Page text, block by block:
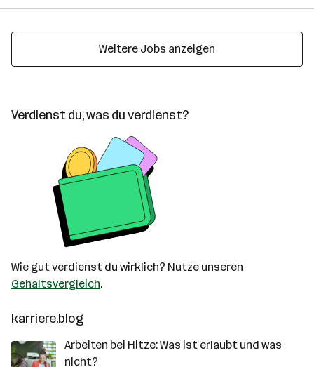
Weitere Jobs anzeigen
Verdienst du, was du verdienst?
Wie gut verdienst du wirklich? Nutze unseren
Gehaltsvergleich.
karriere.blog
Arbeiten bei Hitze: Was ist erlaubt und was
nicht?